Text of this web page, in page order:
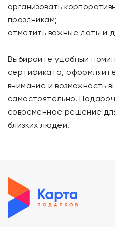
организовать
праздникам;
отметить важные даты и
Выбирайте удобный
сертификата,
внимание и возможность
самостоятельно.
современное решение
близких людей.